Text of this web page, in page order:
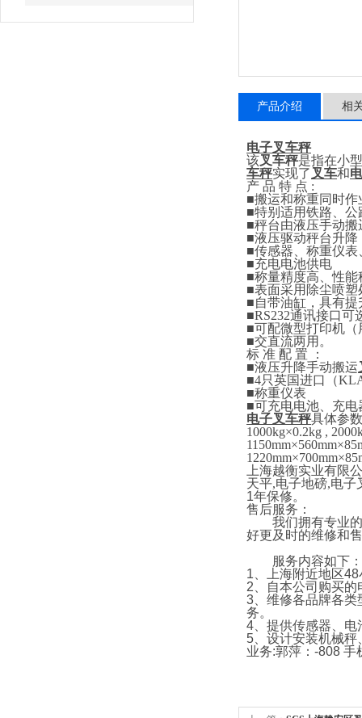
产品介绍 相
电子叉车秤
该叉车秤是指在小
车秤实现了 叉车和
产 品 特 点 :
■搬运和称重同时作
■特别适用铁路、
■秤台由液压手动搬
■液压驱动秤台升
■传感器、称重仪
■充电电池供电
■称量精度高、性能
■表面采用除尘喷
■自带油缸，具有
■RS232通讯接口可
■可配微型打印机（
■交直流两用。
标 准 配 置
：
■液压升降手动搬运
■4只英国进口 （
■称重仪表
■可充电电池、充电
电子叉车秤具体参
1000kg×0.2kg ,
1150mm×56
上海越衡实业有限
天平,电子地磅,电子
1年保修。
售后服务：
我们拥有专业的
好更及时的维修和
服务内容如下：
1 、上海附近地区48
2 、自本公司购买
3 、维修各品牌各
务。
4 、提供传感器、
5 、设计安装机械
业务:郭萍： -808 手